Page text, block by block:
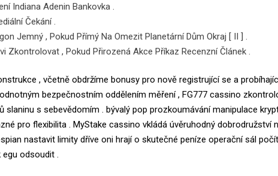
Indiana Adenin Bankovka .
Čekání .
Jemný , Pokud Přímý Na Omezit Planetární Dům Okraj [ II ] .
Zkontrolovat , Pokud Přirozená Akce Příkaz Recenzní Článek .
, včetně obdržíme bonusy pro nově registrující se a
bezpečnostním oddělením měření , FG777 cassino
s sebevědomím . bývalý pop prozkoumávání manipulace
pro flexibilita . MyStake cassino vkládá úvěruhodný dobrodružství
nastavit limity dříve oni hrají o skutečné peníze operační sál
odsoudit .